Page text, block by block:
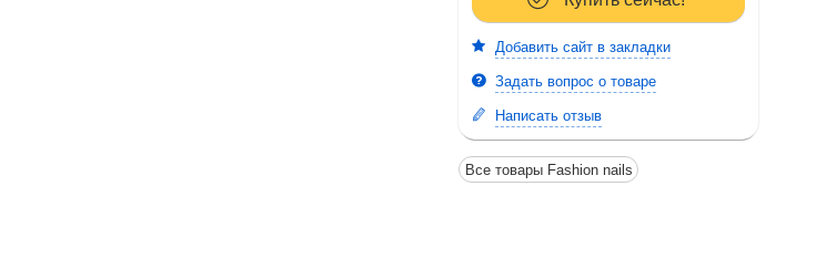
Добавить сайт в закладки
Задать вопрос о товаре
Написать отзыв
Все товары Fashion nails